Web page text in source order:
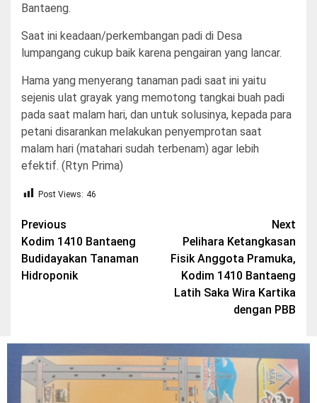
Bantaeng.
Saat ini keadaan/perkembangan padi di Desa
lumpangang cukup baik karena pengairan yang lancar.
Hama yang menyerang tanaman padi saat ini yaitu
sejenis ulat grayak yang memotong tangkai buah padi
pada saat malam hari, dan untuk solusinya, kepada para
petani disarankan melakukan penyemprotan saat
malam hari (matahari sudah terbenam) agar lebih
efektif. (Rtyn Prima)
Post Views: 46
Post
navigation
Previous
Kodim 1410 Bantaeng
Budidayakan Tanaman
Hidroponik
Next
Pelihara Ketangkasan
Fisik Anggota Pramuka,
Kodim 1410 Bantaeng
Latih Saka Wira Kartika
dengan PBB